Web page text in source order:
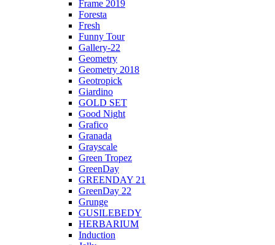
Frame 2019
Foresta
Fresh
Funny Tour
Gallery-22
Geometry
Geometry 2018
Geotropick
Giardino
GOLD SET
Good Night
Grafico
Granada
Grayscale
Green Tropez
GreenDay
GREENDAY 21
GreenDay 22
Grunge
GUSILEBEDY
HERBARIUM
Induction